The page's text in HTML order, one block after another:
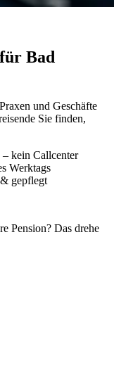
Bad
und Geschäfte
Sie finden,
– kein Callcenter
Werktags
gepflegt
Pension? Das drehe